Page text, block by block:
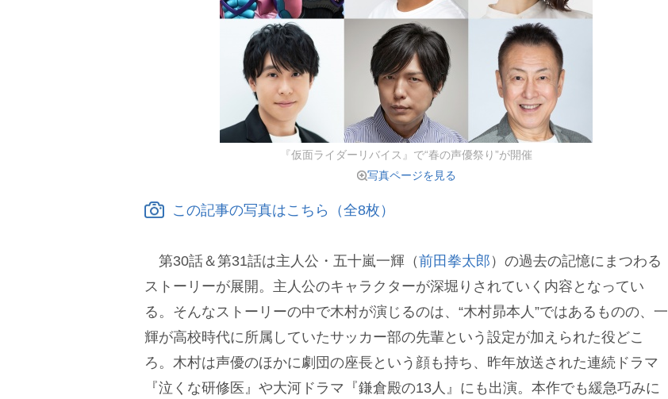
『仮面ライダーリバイス』で“春の声優祭り”が開催
写真ページを見る
この記事の写真はこちら（全8枚）
第30話＆第31話は主人公・五十嵐一輝（前田拳太郎 ）の過去の記憶にまつわる
ストーリーが展開。主人公のキャラクターが深堀りされていく内容となってい
る。そんなストーリーの中で木村が演じるのは、“木村昴本人”ではあるものの、一
輝が高校時代に所属していたサッカー部の先輩という設定が加えられた役どこ
ろ。木村は声優のほかに劇団の座長という顔も持ち、昨年放送された連続ドラマ
『泣くな研修医』や大河ドラマ『鎌倉殿の13人』にも出演。本作でも緩急巧みに